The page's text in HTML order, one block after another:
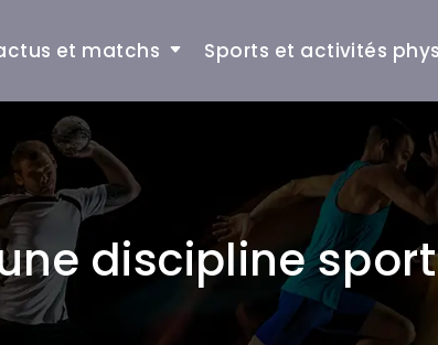
et matchs Sports et activités
discipline